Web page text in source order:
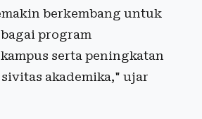
berkembang untuk
program
serta peningkatan
akademika," ujar